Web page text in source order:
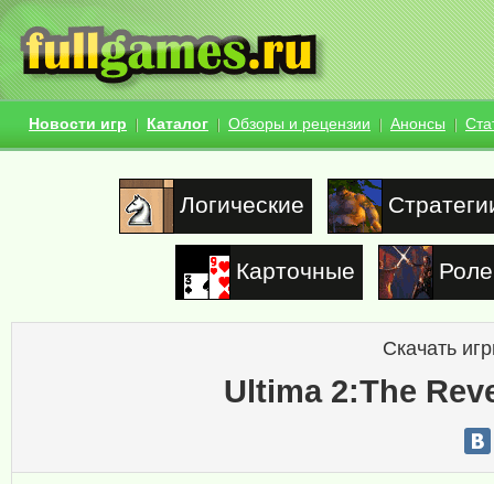
Новости игр Каталог Обзоры и рецензии Анонсы
Логические
Карточные
Скачать
Ultima 2:The